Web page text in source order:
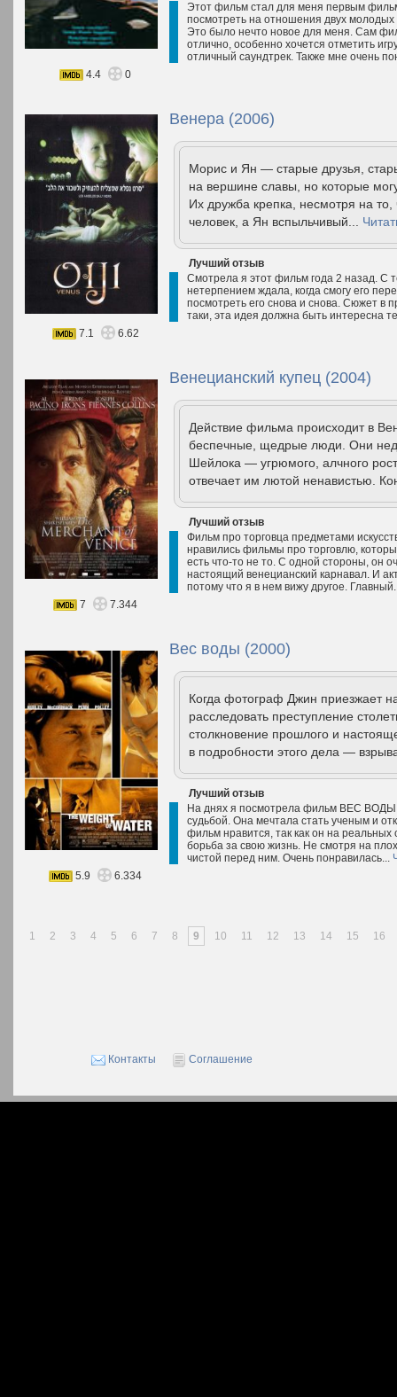
Этот фильм стал для меня первым
посмотреть на отношения двух молодых
Это было нечто новое для меня. Сам
отлично, особенно хочется отметить
отличный саундтрек. Также мне очень
4.4
0
Венера (2006)
Морис и Ян — старые друзья,
на вершине славы, но которые
Их дружба крепка, несмотря на
человек, а Ян вспыльчивый...
Лучший отзыв
Смотрела я этот фильм года 2 назад. С
нетерпением ждала, когда смогу его
посмотреть его снова и снова. Сюжет в
таки, эта идея должна быть интересна
7.1
6.62
Венецианский купец (2004)
Действие фильма происходит в
беспечные, щедрые люди. Они
Шейлока — угрюмого, алчного
отвечает им лютой ненавистью.
Лучший отзыв
Фильм про торговца предметами
нравились фильмы про торговлю,
есть что-то не то. С одной стороны, он
настоящий венецианский карнавал. И
потому что я в нем вижу другое.
7
7.344
Вес воды (2000)
Когда фотограф Джин приезжает
расследовать преступление
столкновение прошлого и
в подробности этого дела —
Лучший отзыв
На днях я посмотрела фильм ВЕС
судьбой. Она мечтала стать ученым и
фильм нравится, так как он на
борьба за свою жизнь. Не смотря на
чистой перед ним. Очень понравилась...
5.9
6.334
1 2 3 4 5 6 7 8 9 10 11 12 13 14 15 16
Контакты Соглашение